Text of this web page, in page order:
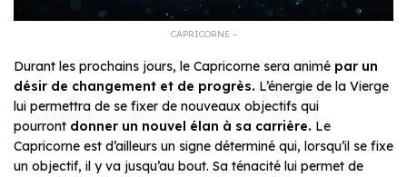
CAPRICORNE –
Durant les prochains jours, le Capricorne sera animé par un
désir de changement et de progrès. L’énergie de la Vierge
lui permettra de se fixer de nouveaux objectifs qui
pourront donner un nouvel élan à sa carrière. Le
Capricorne est d’ailleurs un signe déterminé qui, lorsqu’il se fixe
un objectif, il y va jusqu’au bout. Sa ténacité lui permet de